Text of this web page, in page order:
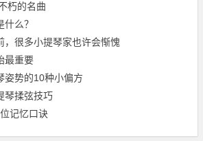
朽的名曲
么？
，很多小提琴家也许会惭愧
最重要
姿势的10种小偏方
琴揉弦技巧
记忆口诀